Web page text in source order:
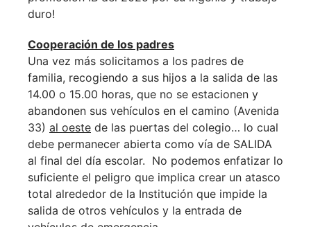
duro!
Cooperación de los padres
Una vez más solicitamos a los padres de
familia, recogiendo a sus hijos a la salida de las
14.00 o 15.00 horas, que no se estacionen y
abandonen sus vehículos en el camino (Avenida
33) al oeste de las puertas del colegio… lo cual
debe permanecer abierta como vía de SALIDA
al final del día escolar. No podemos enfatizar lo
suficiente el peligro que implica crear un atasco
total alrededor de la Institución que impide la
salida de otros vehículos y la entrada de